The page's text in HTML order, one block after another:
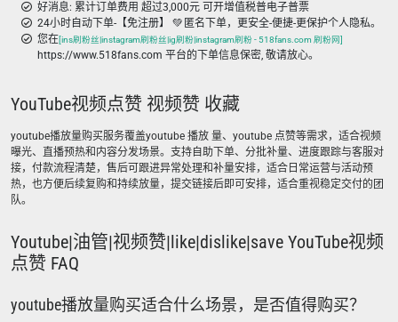
好消息: 累计订单费用 超过3,000元 可开增值税普电子普票
24小时自动下单-【免注册】 💚 匿名下单，更安全-便捷-更保护个人隐私。
您在[ins刷粉丝|instagram刷粉丝|ig刷粉|instagram刷粉 - 518fans.com 刷粉网]
https://www.518fans.com 平台的下单信息保密, 敬请放心。
YouTube视频点赞 视频赞 收藏
youtube播放量购买服务覆盖youtube 播放 量、youtube 点赞等需求，适合视频
曝光、直播预热和内容分发场景。支持自助下单、分批补量、进度跟踪与客服对
接，付款流程清楚，售后可跟进异常处理和补量安排，适合日常运营与活动预
热，也方便后续复购和持续放量，提交链接后即可安排，适合重视稳定交付的团
队。
Youtube|油管|视频赞|like|dislike|save YouTube视频
点赞 FAQ
youtube播放量购买适合什么场景，是否值得购买？